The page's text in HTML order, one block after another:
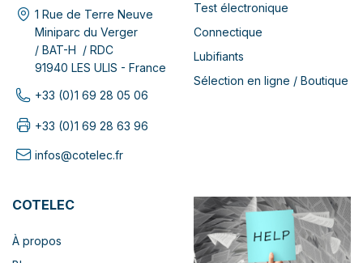
1 Rue de Terre Neuve
Miniparc du Verger
/ BAT-H / RDC
91940 LES ULIS - France
+33 (0)1 69 28 05 06
+33 (0)1 69 28 63 96
infos@cotelec.fr
Test électronique
Connectique
Lubifiants
Sélection en ligne / Boutique
COTELEC
À propos